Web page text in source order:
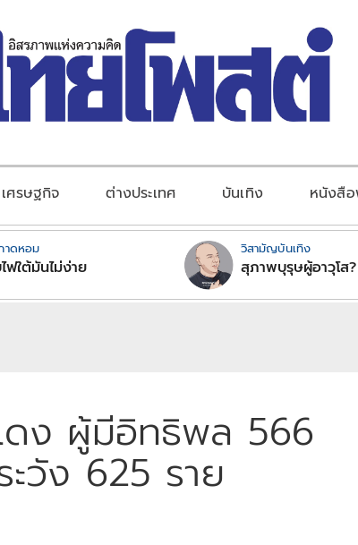
เศรษฐกิจ ต่างประเทศ บันเทิง หนังสื
าดหอม
ฟใต้มันไม่ง่าย
วิสามัญบันเทิง
สุภาพบุรุษผู้อาวุโส?
ง ผู้มีอิทธิพล 566
วัง 625 ราย